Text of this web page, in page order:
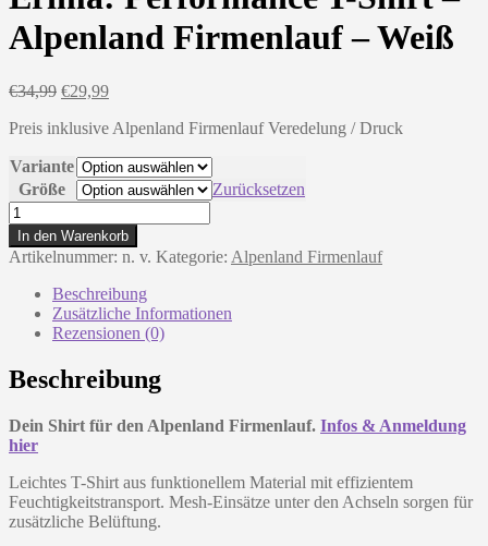
Alpenland Firmenlauf – Weiß
€34,99 Ursprünglicher
war:
€29,99Aktueller
ist:
Preis inklusive Alpenland Firmenlauf Veredelung / Druck
Variante
Größe
Zurücksetzen
Erima:
Performance
T-
Shirt
Alpenland
Firmenlauf
Weiß
Menge
In den Warenkorb
Artikelnummer: n. v. Kategorie: Alpenland Firmenlauf
Beschreibung
Zusätzliche Informationen
Rezensionen (0)
Beschreibung
Dein Shirt für den Alpenland Firmenlauf. Infos & Anmeldung
hier
Leichtes T-Shirt aus funktionellem Material mit effizientem
Feuchtigkeitstransport. Mesh-Einsätze unter den Achseln sorgen für
zusätzliche Belüftung.